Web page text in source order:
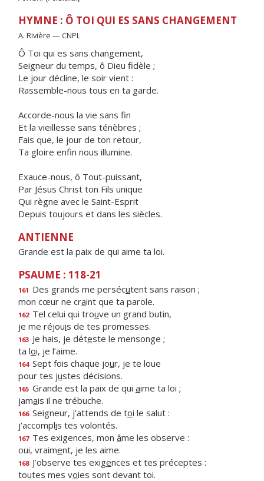
HYMNE : Ô TOI QUI ES SANS CHANGEMENT
A. Rivière — CNPL
Ô Toi qui es sans changement,
Seigneur du temps, ô Dieu fidèle ;
Le jour décline, le soir vient :
Rassemble-nous tous en ta garde.
Accorde-nous la vie sans fin
Et la vieillesse sans ténèbres ;
Fais que, le jour de ton retour,
Ta gloire enfin nous illumine.
Exauce-nous, ô Tout-puissant,
Par Jésus Christ ton Fils unique
Qui règne avec le Saint-Esprit
Depuis toujours et dans les siècles.
ANTIENNE
Grande est la paix de qui aime ta loi.
PSAUME : 118-21
161 Des grands me persécutent sans raison ;
mon cœur ne craint que ta parole.
162 Tel celui qui trouve un grand butin,
je me réjouis de tes promesses.
163 Je hais, je déteste le mensonge ;
ta loi, je l’aime.
164 Sept fois chaque jour, je te loue
pour tes justes décisions.
165 Grande est la paix de qui aime ta loi ;
jamais il ne trébuche.
166 Seigneur, j’attends de toi le salut :
j’accomplis tes volontés.
167 Tes exigences, mon âme les observe :
oui, vraiment, je les aime.
168 J’observe tes exigences et tes préceptes :
toutes mes voies sont devant toi.